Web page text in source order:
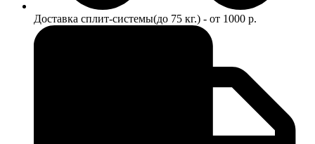
Доставка сплит-системы(до 75 кг.) - от 1000 р.